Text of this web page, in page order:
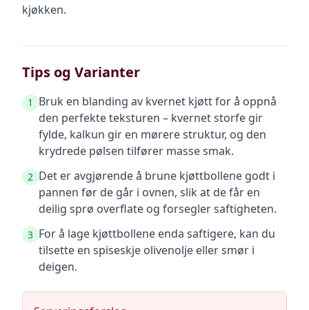
kjøkken.
Tips og Varianter
1
Bruk en blanding av kvernet kjøtt for å oppnå
den perfekte teksturen – kvernet storfe gir
fylde, kalkun gir en mørere struktur, og den
krydrede pølsen tilfører masse smak.
2 Det er avgjørende å brune kjøttbollene godt i
pannen før de går i ovnen, slik at de får en
deilig sprø overflate og forsegler saftigheten.
3 For å lage kjøttbollene enda saftigere, kan du
tilsette en spiseskje olivenolje eller smør i
deigen.